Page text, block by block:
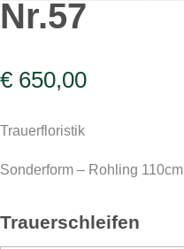
Nr.57
€ 650,00
Trauerfloristik
Sonderform – Rohling 110cm
Trauerschleifen